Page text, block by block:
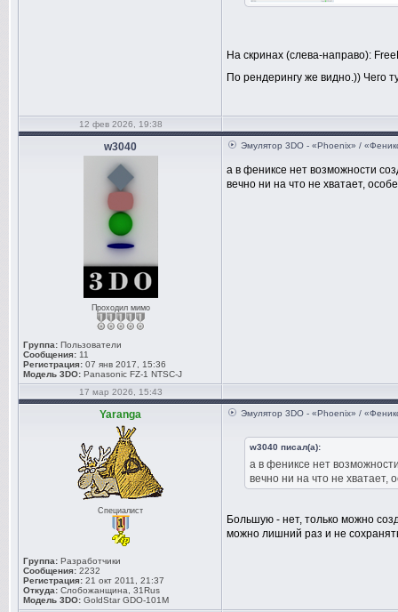
На скринах (слева-направо):
По рендерингу же видно.)) Чего
12 фев 2026, 19:38
w3040
Проходил мимо
Группа: Пользователи
Сообщения: 11
Регистрация: 07 янв 2017, 15:36
Модель 3DO: Panasonic FZ-1 NTSC-J
Эмулятор 3DO - «Phoenix» /
а в фениксе нет возможности
вечно ни на что не хватает,
17 мар 2026, 15:43
Yaranga
Специалист
Группа: Разработчики
Сообщения: 2232
Регистрация: 21 окт 2011, 21:37
Откуда: Слобожанщина, 31Rus
Модель 3DO: GoldStar GDO-101M
Эмулятор 3DO - «Phoenix» /
w3040 писал(а):
а в фениксе нет
вечно ни на что не хватает,
Большую - нет, только можно
можно лишний раз и не